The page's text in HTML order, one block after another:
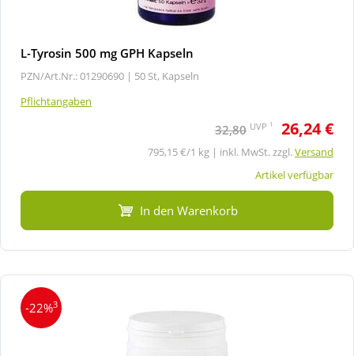
L-Tyrosin 500 mg GPH Kapseln
PZN/Art.Nr.: 01290690 | 50 St, Kapseln
Pflichtangaben
32,80 UVP 1 26,24 €
795,15 €/1 kg | inkl. MwSt. zzgl.Versand
Artikel verfügbar
In den Warenkorb
-22%3